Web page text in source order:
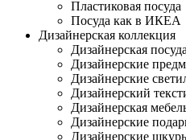
Пластиковая посуда
Посуда как в ИКЕА
Дизайнерская коллекция
Дизайнерская посуда
Дизайнерские
Дизайнерские
Дизайнерский
Дизайнерская
Дизайнерские
Дизайнерские